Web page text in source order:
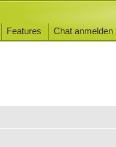
Features Chat anmelden